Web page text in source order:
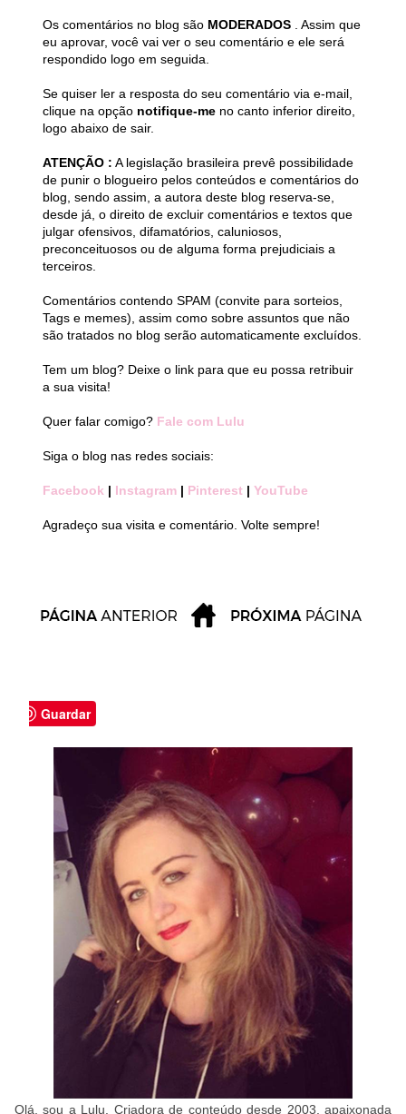
Os comentários no blog são MODERADOS . Assim que
eu aprovar, você vai ver o seu comentário e ele será
respondido logo em seguida.
Se quiser ler a resposta do seu comentário via e-mail,
clique na opção notifique-me no canto inferior direito,
logo abaixo de sair.
ATENÇÃO : A legislação brasileira prevê possibilidade
de punir o blogueiro pelos conteúdos e comentários do
blog, sendo assim, a autora deste blog reserva-se,
desde já, o direito de excluir comentários e textos que
julgar ofensivos, difamatórios, caluniosos,
preconceituosos ou de alguma forma prejudiciais a
terceiros.
Comentários contendo SPAM (convite para sorteios,
Tags e memes), assim como sobre assuntos que não
são tratados no blog serão automaticamente excluídos.
Tem um blog? Deixe o link para que eu possa retribuir
a sua visita!
Quer falar comigo? Fale com Lulu
Siga o blog nas redes sociais:
Facebook | Instagram | Pinterest | YouTube
Agradeço sua visita e comentário. Volte sempre!
Guardar
Olá, sou a Lulu. Criadora de conteúdo desde 2003, apaixonada